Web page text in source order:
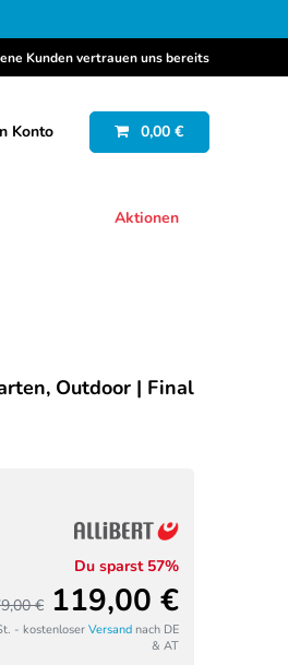
Kunden vertrauen uns bereits
Konto 0,00 €
Aktionen
Outdoor | Final
Du sparst 57%
€ 119,00 €
- kostenloser Versand nach DE
& AT